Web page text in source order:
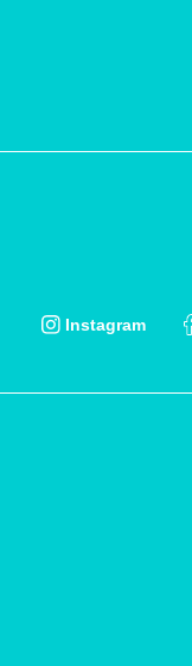
Instagram